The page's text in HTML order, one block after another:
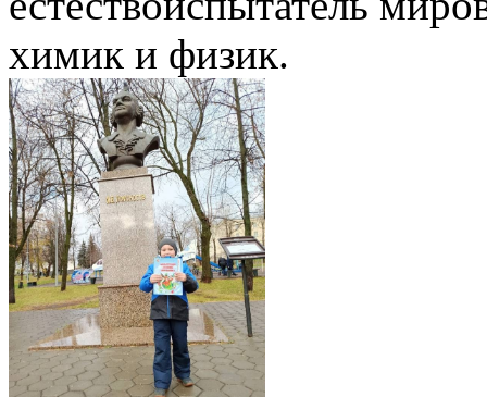
химик и физик.